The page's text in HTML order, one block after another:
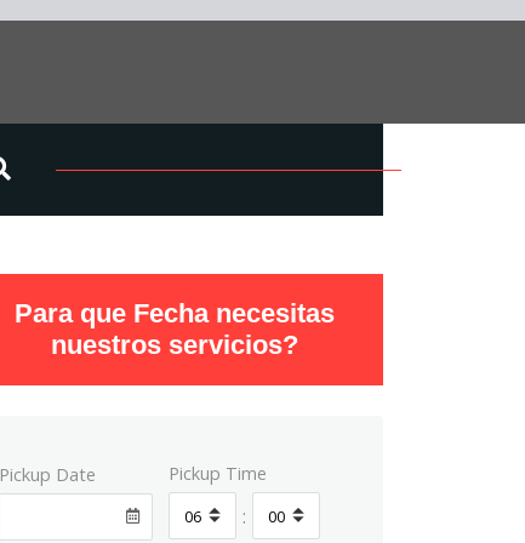
Para que Fecha necesitas
nuestros servicios?
Pickup Date Pickup Time
: